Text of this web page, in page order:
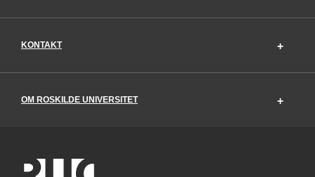
KONTAKT
OM ROSKILDE UNIVERSITET